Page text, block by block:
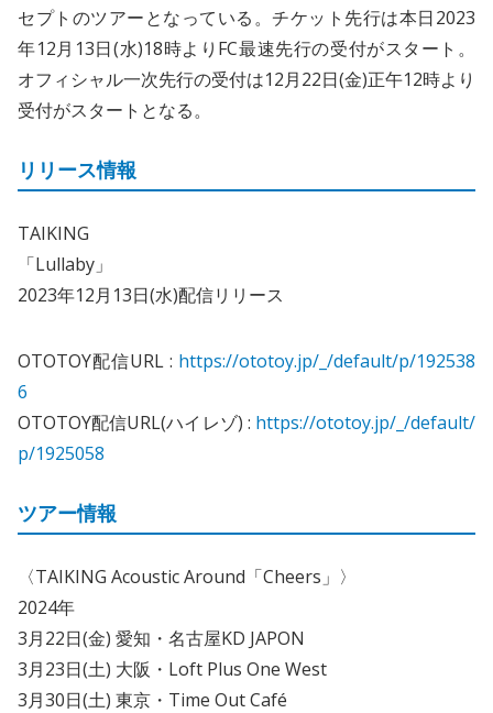
セプトのツアーとなっている。チケット先行は本日2023
年12月13日(水)18時よりFC最速先行の受付がスタート。
オフィシャル一次先行の受付は12月22日(金)正午12時より
受付がスタートとなる。
リリース情報
TAIKING
「Lullaby」
2023年12月13日(水)配信リリース
OTOTOY配信URL : https://ototoy.jp/_/default/p/192538
6
OTOTOY配信URL(ハイレゾ) : https://ototoy.jp/_/default/
p/1925058
ツアー情報
〈TAIKING Acoustic Around「Cheers」〉
2024年
3月22日(金) 愛知・名古屋KD JAPON
3月23日(土) 大阪・Loft Plus One West
3月30日(土) 東京・Time Out Café